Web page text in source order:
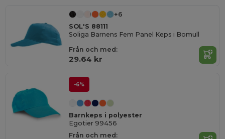
+6
SOL'S 88111
Soliga Barnens Fem Panel Keps i Bomull
Från och med:
29.64 kr
-6%
Barnkeps i polyester
Egotier 99456
Från och med: